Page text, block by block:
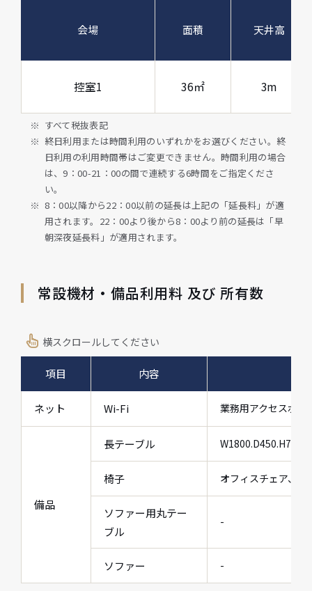
会場 面積 天井高
控室1 36㎡ 3m
すべて税抜表記
終日利用または時間利用のいずれかをお選びください。終
日利用の利用時間帯はご変更できません。時間利用の場合
は、9：00-21：00の間で連続する6時間をご指定くださ
い。
8：00以降から22：00以前の延長は上記の「延長料」が適
用されます。22：00より後から8：00より前の延長は「早
朝深夜延長料」が適用されます。
常設機材・備品利用料 及び 所有数
横スクロールしてください
項目 内容
ネット Wi-Fi 業務用アクセスポ
備品
長テーブル W1800.D450.H720
椅子 オフィスチェア、黒
ソファー用丸テー
ブル
-
ソファー -